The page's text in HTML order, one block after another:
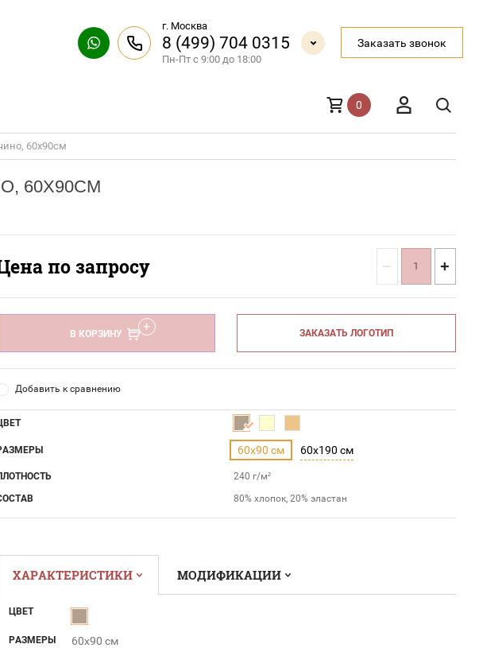
г. Москва
8 (499) 704 0315
Пн-Пт с 9:00 до 18:00
Заказать звонок
0
60х90см
60Х90СМ
по запросу − +
В КОРЗИНУ ЗАКАЗАТЬ ЛОГОТИП
Добавить к сравнению
60x90 см 60x190 см
240 г/м²
80% хлопок, 20% эластан
ХАРАКТЕРИСТИКИ МОДИФИКАЦИИ
ЦВЕТ
РАЗМЕРЫ 60x90 см